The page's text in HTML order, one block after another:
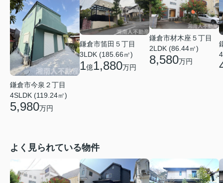
鎌倉市今泉２丁目
4SLDK (119.24㎡)
5,980万円
鎌倉市笛田５丁目
3LDK (185.66㎡)
1億1,880万円
鎌倉市材木座５丁目
2LDK (86.44㎡)
8,580万円
よく見られている物件